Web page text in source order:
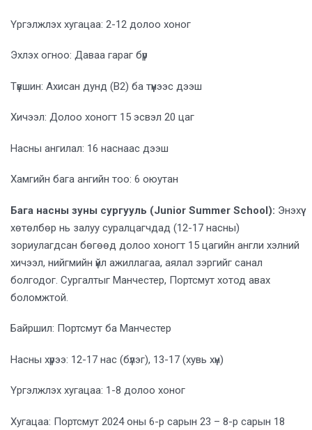
Үргэлжлэх хугацаа: 2-12 долоо хоног
Эхлэх огноо: Даваа гараг бүр
Түвшин: Ахисан дунд (B2) ба түүнээс дээш
Хичээл: Долоо хоногт 15 эсвэл 20 цаг
Насны ангилал: 16 наснаас дээш
Хамгийн бага ангийн тоо: 6 оюутан
Бага насны зуны сургууль (Junior Summer School): Энэхүү
хөтөлбөр нь залуу суралцагчдад (12-17 насны)
зориулагдсан бөгөөд долоо хоногт 15 цагийн англи хэлний
хичээл, нийгмийн үйл ажиллагаа, аялал зэргийг санал
болгодог. Сургалтыг Манчестер, Портсмут хотод авах
боломжтой.
Байршил: Портсмут ба Манчестер
Насны хүрээ: 12-17 нас (бүлэг), 13-17 (хувь хүн)
Үргэлжлэх хугацаа: 1-8 долоо хоног
Хугацаа: Портсмут 2024 оны 6-р сарын 23 – 8-р сарын 18